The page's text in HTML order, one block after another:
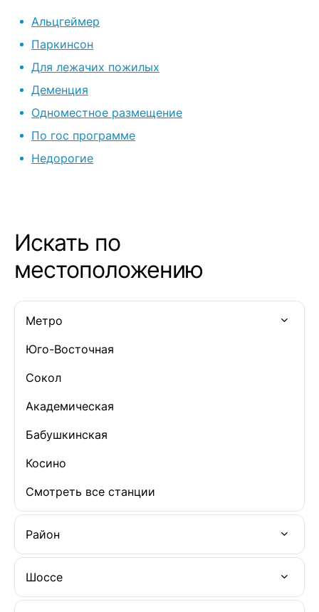
огромное!
Альцгеймер
Паркинсон
Для лежачих пожилых
Деменция
Одноместное размещение
По гос программе
Недорогие
Искать по
местоположению
Метро
Юго-Восточная
Сокол
Академическая
Бабушкинская
Косино
Смотреть все станции
Район
Шоссе